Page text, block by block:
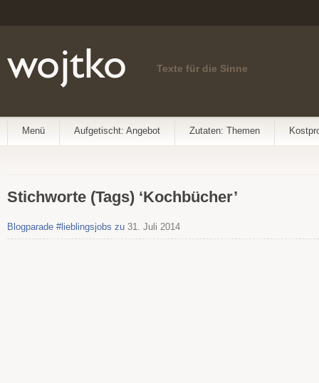
Texte für die Sinne
Menü Aufgetischt: Angebot Zutaten: Themen
Stichworte (Tags) ‘Kochbücher’
Blogparade #lieblingsjobs zu 31. Juli 2014